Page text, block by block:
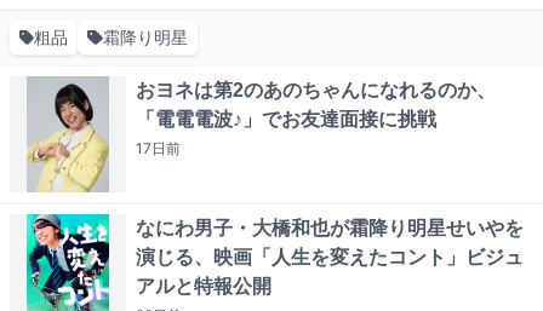
粗品 霜降り明星
おヨネは第2のあのちゃんになれるのか、
「電電電波♪」でお友達面接に挑戦
17日前
なにわ男子・大橋和也が霜降り明星せいやを
演じる、映画「人生を変えたコント」ビジュ
アルと特報公開